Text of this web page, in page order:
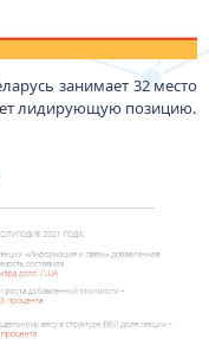
занимает 32 место
лидирующую позицию.